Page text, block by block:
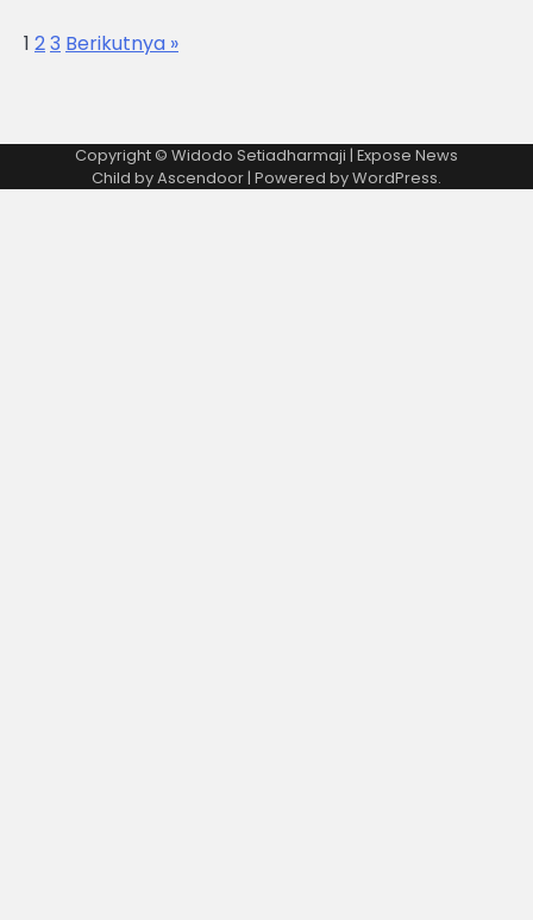
1 23 Berikutnya »
Copyright © Widodo Setiadharmaji | Expose News
Child byAscendoor | Powered byWordPress.